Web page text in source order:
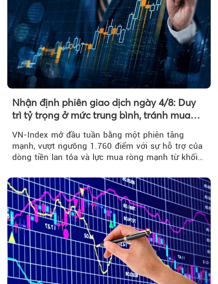
Nhận định phiên giao dịch ngày 4/8: Duy
trì tỷ trọng ở mức trung bình, tránh mua
VN-Index mở đầu tuần bằng một phiên tăng
mạnh, vượt ngưỡng 1.760 điểm với sự hỗ trợ của
dòng tiền lan tỏa và lực mua ròng mạnh từ khối